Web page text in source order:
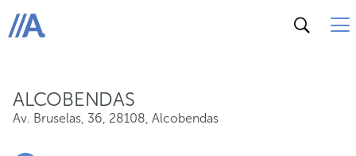
ABANCA
ALCOBENDAS
Av. Bruselas, 36, 28108, Alcobendas
Av. Bruselas, 36, 28108, Alcobendas